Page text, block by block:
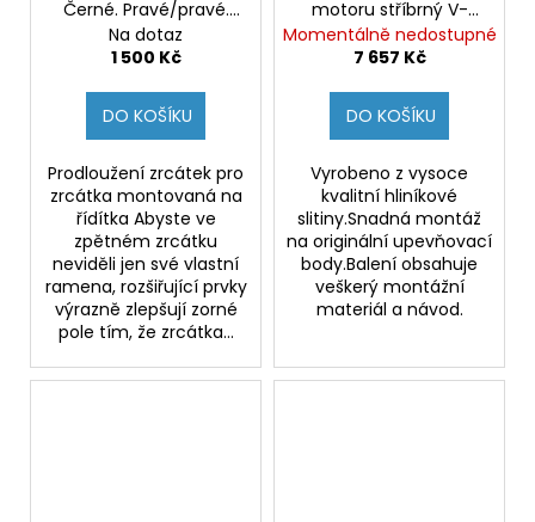
Černé. Pravé/pravé.
M10x1,25.
Na dotaz
1 500 Kč
DO KOŠÍKU
Prodloužení zrcátek pro
zrcátka montovaná na
řídítka Abyste ve
zpětném zrcátku
neviděli jen své vlastní
ramena, rozšiřující prvky
výrazně zlepšují zorné
pole tím, že zrcátka...
motoru stříbrný V-
Strom 1050 19-
Momentálně nedostupné
7 657 Kč
DO KOŠÍKU
Vyrobeno z vysoce
kvalitní hliníkové
slitiny.Snadná montáž
na originální upevňovací
body.Balení obsahuje
veškerý montážní
materiál a návod.